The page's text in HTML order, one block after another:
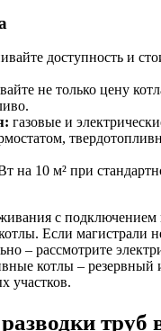
доступность и
не только цену
газовые и
на 10 м² при
с подключением
Если магистрали
– рассмотрите
котлы – резервный
участков.
труб